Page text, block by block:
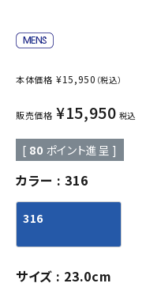
本体価格 ¥15,950 （税込）
販売価格 ¥15,950 税込
[ 80 ポイント進呈 ]
カラー 316
316
サイズ 23.0cm